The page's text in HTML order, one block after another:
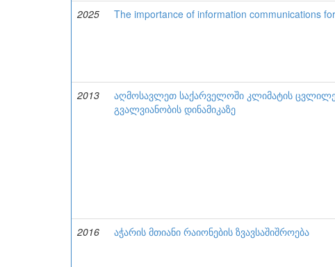
2025
The importance of information communications
2013
აღმოსავლეთ საქარველოში კლიმატის
გვალვიანობის დინამიკაზე
2016
აჭარის მთიანი რაიონების ზვავსაშიშროება